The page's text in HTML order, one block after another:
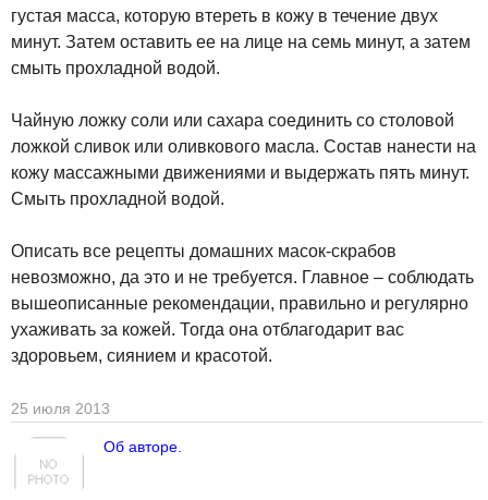
густая масса, которую втереть в кожу в течение двух
минут. Затем оставить ее на лице на семь минут, а затем
смыть прохладной водой.
Чайную ложку соли или сахара соединить со столовой
ложкой сливок или оливкового масла. Состав нанести на
кожу массажными движениями и выдержать пять минут.
Смыть прохладной водой.
Описать все рецепты домашних масок-скрабов
невозможно, да это и не требуется. Главное – соблюдать
вышеописанные рекомендации, правильно и регулярно
ухаживать за кожей. Тогда она отблагодарит вас
здоровьем, сиянием и красотой.
25 июля 2013
Об авторе.